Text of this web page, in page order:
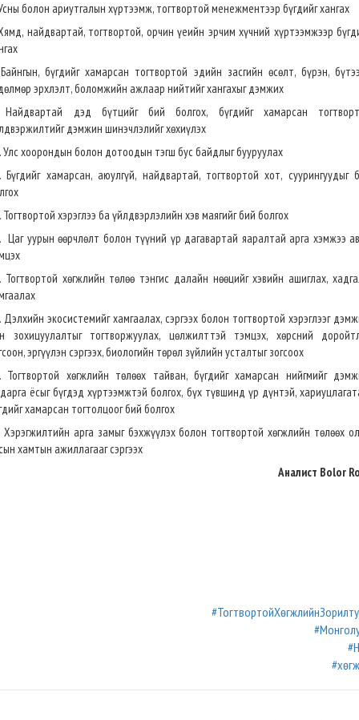
болон ариутгалын хүртээмж, тогтвортой менежментээр бүгдийг хангах
найдвартай, тогтвортой, орчин үеийн эрчим хүчний хүртээмжээр
бүгдийг хамарсан тогтвортой эдийн засгийн өсөлт, бүрэн,
эрхлэлт, боломжийн ажлаар нийтийг хангахыг дэмжих
дэд бүтцийг бий болгох, бүгдийг хамарсан
дэмжин шинэчлэлийг хөхиүлэх
Улс хоорондын болон дотоодын тэгш бус байдлыг бууруулах
Бүгдийг хамарсан, аюулгүй, найдвартай, тогтвортой хот, суурингуудыг
Тогтвортой хэрэглээ ба үйлдвэрлэлийн хэв маягийг бий болгох
Цаг уурын өөрчлөлт болон түүний үр дагавартай яаралтай арга хэмжээ
Тогтвортой хөгжлийн төлөө тэнгис далайн нөөцийг хэвийн ашиглах,
Дэлхийн экосистемийг хамгаалах, сэргээх болон тогтвортой хэрэглээг
зохицуулалтыг тогтворжуулах, цөлжилттэй тэмцэх, хөрсний
эргүүлэн сэргээх, биологийн төрөл зүйлийн усталтыг зогсоох
Тогтвортой хөгжлийн төлөөх тайван, бүгдийг хамарсан нийгмийг
ёсыг бүгдэд хүртээмжтэй болгох, бүх түвшинд үр дүнтэй,
хамарсан тогтолцоог бий болгох
Хэрэгжилтийн арга замыг бэхжүүлэх болон тогтвортой хөгжлийн төлөөх
хамтын ажиллагааг сэргээх
Аналист Bolor